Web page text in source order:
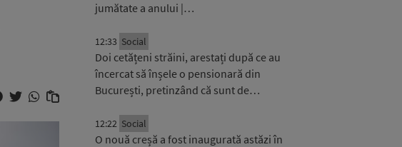
jumătate a anului |…
12:33 Social
Doi cetățeni străini, arestați după ce au
încercat să înșele o pensionară din
București, pretinzând că sunt de…
12:22 Social
O nouă creșă a fost inaugurată astăzi în